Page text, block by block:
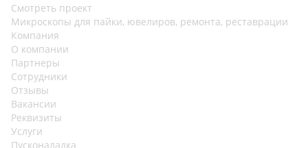
Смотреть проект
Микроскопы для пайки, ювелиров, ремонта, реставрации
Компания
О компании
Партнеры
Сотрудники
Отзывы
Вакансии
Реквизиты
Услуги
Пусконаладка